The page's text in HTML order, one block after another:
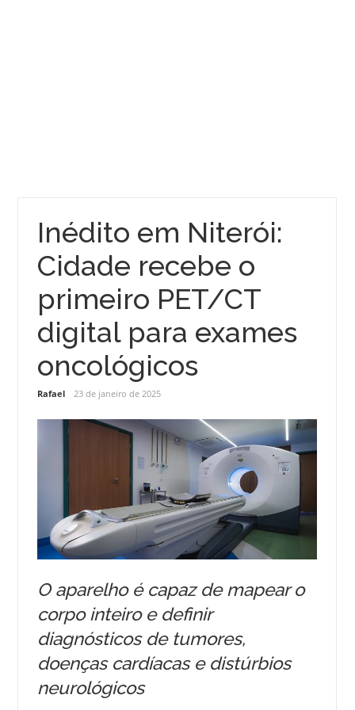
Inédito em Niterói:
Cidade recebe o
primeiro PET/CT
digital para exames
oncológicos
Rafael 23 de janeiro de 2025
O aparelho é capaz de mapear o
corpo inteiro e definir
diagnósticos de tumores,
doenças cardíacas e distúrbios
neurológicos